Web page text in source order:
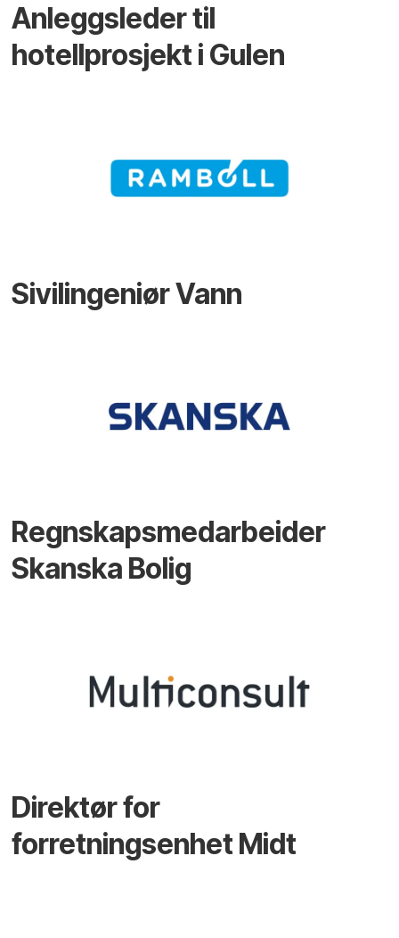
Anleggsleder til
hotellprosjekt i Gulen
Sivilingeniør Vann
Regnskapsmedarbeider
Skanska Bolig
Direktør for
forretningsenhet Midt